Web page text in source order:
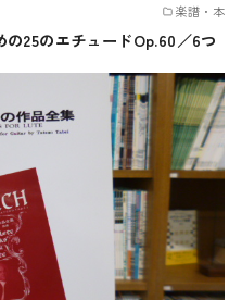
楽譜・本
25のエチュードOp.60／6つ